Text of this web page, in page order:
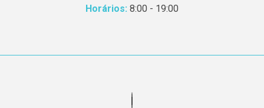
Horários: 8:00 - 19:00